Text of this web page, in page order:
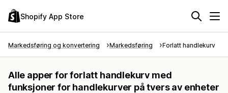
Shopify App Store
Markedsføring og konvertering Markedsføring Forlatt handlekurv
Alle apper for forlatt handlekurv med
funksjoner for handlekurver på tvers av enheter